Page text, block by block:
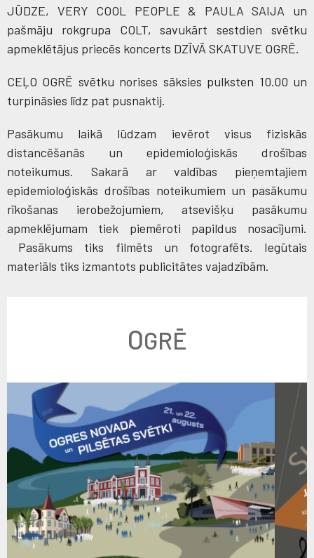
JŪDZE, VERY COOL PEOPLE & PAULA SAIJA un
pašmāju rokgrupa COLT, savukārt sestdien svētku
apmeklētājus priecēs koncerts DZĪVĀ SKATUVE OGRĒ.
CEĻO OGRĒ svētku norises sāksies pulksten 10.00 un
turpināsies līdz pat pusnaktij.
Pasākumu laikā lūdzam ievērot visus fiziskās
distancēšanās un epidemioloģiskās drošības
noteikumus. Sakarā ar valdības pieņemtajiem
epidemioloģiskās drošības noteikumiem un pasākumu
rīkošanas ierobežojumiem, atsevišķu pasākumu
apmeklējumam tiek piemēroti papildus nosacījumi.
Pasākums tiks filmēts un fotografēts. Iegūtais
materiāls tiks izmantots publicitātes vajadzībām.
OGRĒ